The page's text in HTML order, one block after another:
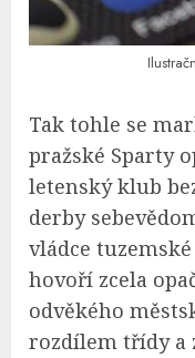
Tak tohle se
pražské Sparty
letenský klub
derby
vládce
hovoří zcela
odvěkého
rozdílem třídy a